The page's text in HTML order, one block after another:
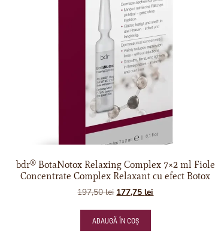
bdr® BotaNotox Relaxing Complex 7×2 ml Fiole
Concentrate Complex Relaxant cu efect Botox
197,50lei 177,75lei
ADAUGĂ ÎN COȘ